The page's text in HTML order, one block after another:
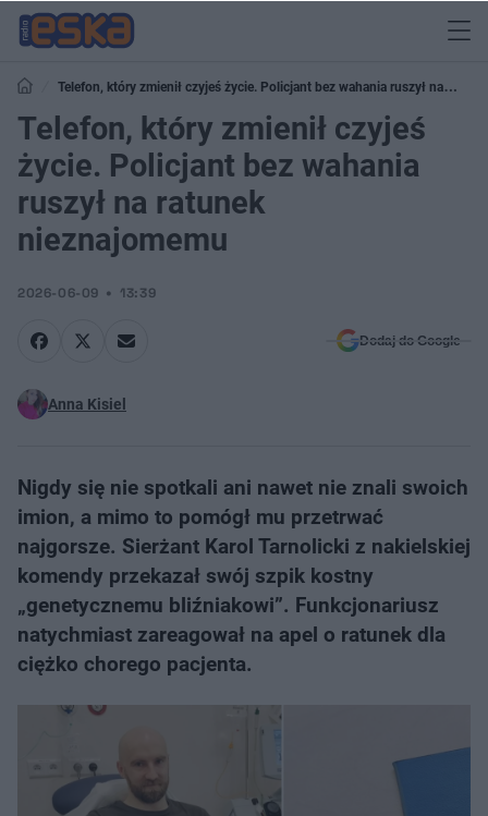
Telefon, który zmienił czyjeś życie. Policjant bez wahania ruszył na
ratunek nieznajomemu
Telefon, który zmienił czyjeś
życie. Policjant bez wahania
ruszył na ratunek
nieznajomemu
2026-06-09 13:39
Dodaj do Google
Anna Kisiel
Nigdy się nie spotkali ani nawet nie znali swoich
imion, a mimo to pomógł mu przetrwać
najgorsze. Sierżant Karol Tarnolicki z nakielskiej
komendy przekazał swój szpik kostny
„genetycznemu bliźniakowi”. Funkcjonariusz
natychmiast zareagował na apel o ratunek dla
ciężko chorego pacjenta.